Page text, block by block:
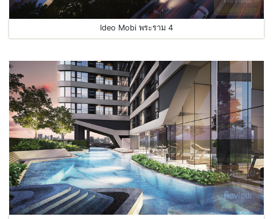
Ideo Mobi พระราม 4